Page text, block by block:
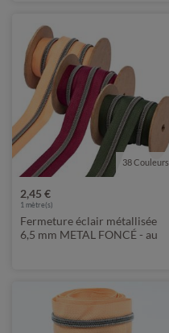
38 Couleurs
2,45 €
1 mètre(s)
Fermeture éclair métallisée
6,5 mm METAL FONCÉ - au